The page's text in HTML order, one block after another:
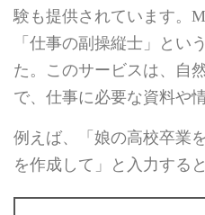
験も提供されています。
「仕事の副操縦士」とい
た。このサービスは、自
で、仕事に必要な資料や
例えば、「娘の高校卒業
を作成して」と入力すると